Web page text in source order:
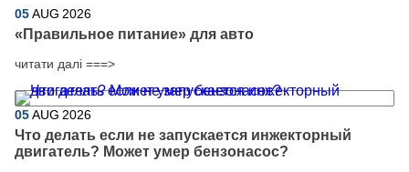
05AUG 2026
​«Правильное питание» для авто
читати далі ===>
05AUG 2026
Что делать если не запускается инжекторный
двигатель? Может умер бензонасос?